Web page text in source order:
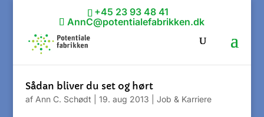
+45 23 93 48 41
AnnC@potentialefabrikken.dk
Sådan bliver du set og hørt
af Ann C. Schødt 19. aug 2013 Job & Karriere